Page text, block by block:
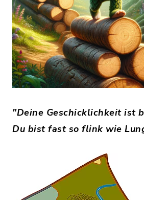
"Deine Geschicklichkeit ist
Du bist fast so flink wie